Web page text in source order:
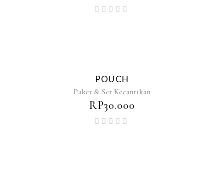
POUCH
Paket & Set Kecantikan
RP30.000